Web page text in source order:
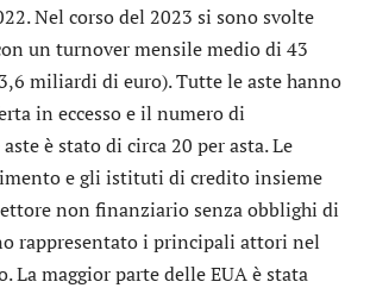
Nel corso del 2023 si sono svolte
un turnover mensile medio di 43
miliardi di euro). Tutte le aste hanno
in eccesso e il numero di
è stato di circa 20 per asta. Le
e gli istituti di credito insieme
non finanziario senza obblighi di
rappresentato i principali attori nel
La maggior parte delle EUA è stata